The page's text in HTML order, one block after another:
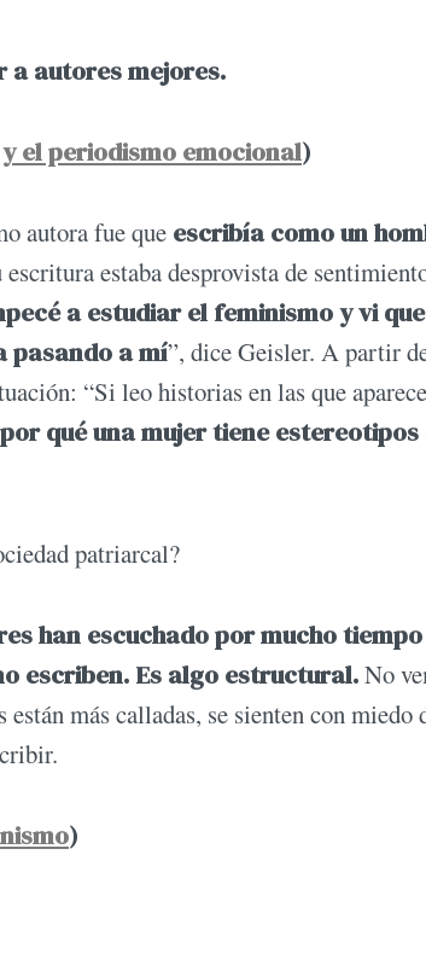
a autores mejores.
el periodismo emocional)
autora fue que escribía como un
estaba desprovista de
a estudiar el feminismo y vi
pasando a mí”, dice Geisler. A partir
“Si leo historias en las que
por qué una mujer tiene estereotipos
patriarcal?
han escuchado por mucho
escriben. Es algo estructural.No
más calladas, se sienten con miedo
)